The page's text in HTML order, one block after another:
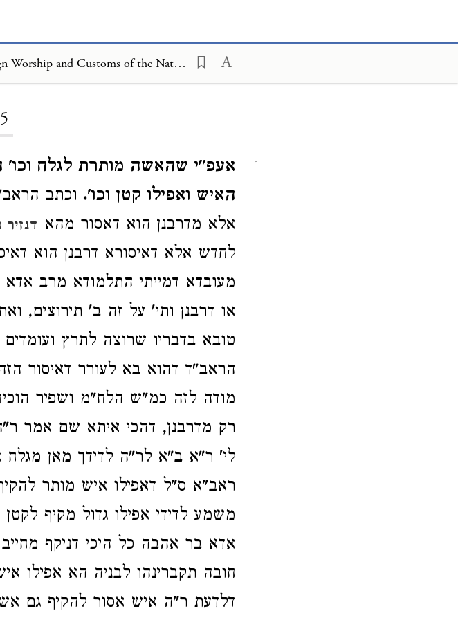
Seder Mishnah on Mishneh Torah, Foreign Worship and Customs of the Nations 12:5
1
אעפ"י שהאשה מותרת לגלח
האיש ואפילו קטן וכו'. וכתב
אלא מדרבנן הוא דאסור מהא דנזיר
לחדש אלא דאיסורא דרבנן הוא
מעובדא דמייתי התלמודא מרב
או דרבנן ותי' על זה ב' תירוצים,
טובא בדבריו שרוצה לתרץ
הראב"ד דהוא בא לעורר דאיסור
מודה לזה כמ"ש הלח"מ ושפיר
רק מדרבנן, דהכי איתא שם אמר
לי' ר"א ב"א לר"ה לדידך מאן מגלח
ראב"א ס"ל דאפילו איש מותר
משמע לדידי אפילו גדול מקיף
אדא בר אהבה כל היכי דניקף
חובה תקברינהו לבניה הא אפילו
דלדעת ר"ה איש אסור להקיף גם